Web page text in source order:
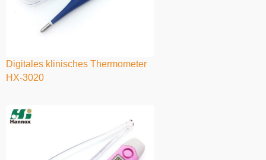
Digitales klinisches Thermometer
HX-3020